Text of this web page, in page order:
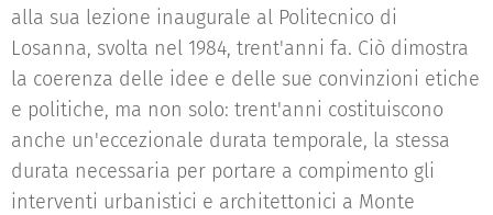
alla sua lezione inaugurale al Politecnico di
Losanna, svolta nel 1984, trent'anni fa. Ciò dimostra
la coerenza delle idee e delle sue convinzioni etiche
e politiche, ma non solo: trent'anni costituiscono
anche un'eccezionale durata temporale, la stessa
durata necessaria per portare a compimento gli
interventi urbanistici e architettonici a Monte